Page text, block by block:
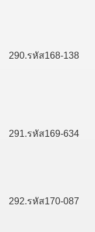
290.รหัส168-138
291.รหัส169-634
292.รหัส170-087